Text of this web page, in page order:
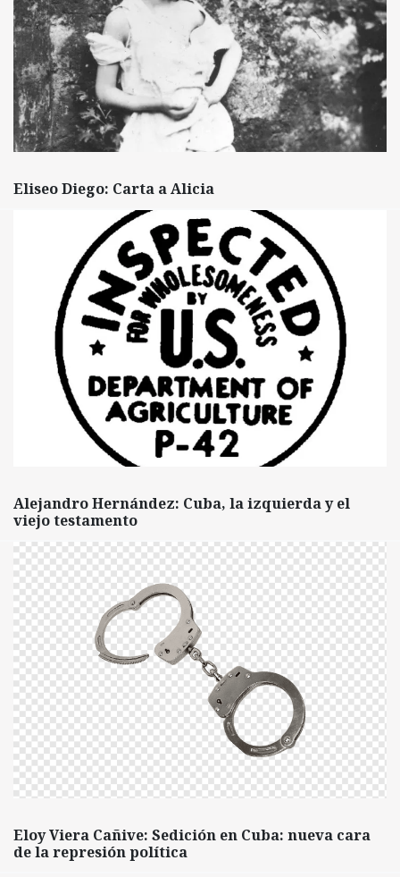
Eliseo Diego: Carta a Alicia
Alejandro Hernández: Cuba, la izquierda y el
viejo testamento
Eloy Viera Cañive: Sedición en Cuba: nueva cara
de la represión política